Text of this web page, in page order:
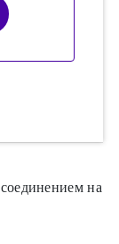
на